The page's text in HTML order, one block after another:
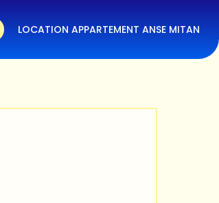
LOCATION APPARTEMENT ANSE MITAN